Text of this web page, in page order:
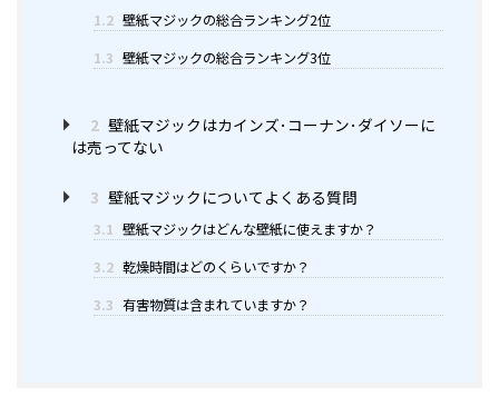
1.2 壁紙マジックの総合ランキング2位
1.3 壁紙マジックの総合ランキング3位
2 壁紙マジックはカインズ･コーナン･ダイソーに
は売ってない
3 壁紙マジックについてよくある質問
3.1 壁紙マジックはどんな壁紙に使えますか？
3.2 乾燥時間はどのくらいですか？
3.3 有害物質は含まれていますか？